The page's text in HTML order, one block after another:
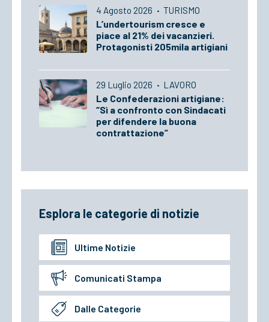
4 Agosto 2026 · TURISMO
L’undertourism cresce e
piace al 21% dei vacanzieri.
Protagonisti 205mila artigiani
29 Luglio 2026 · LAVORO
Le Confederazioni artigiane:
“Sì a confronto con Sindacati
per difendere la buona
contrattazione”
Esplora le categorie di notizie
Ultime Notizie
Comunicati Stampa
Dalle Categorie